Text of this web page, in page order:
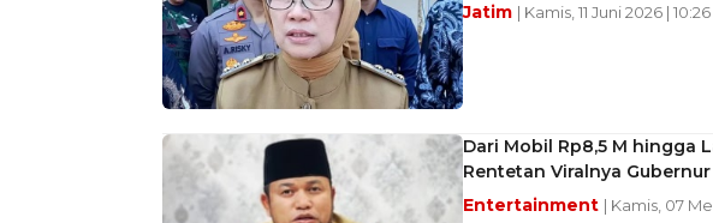
Jatim | Kamis, 11 Juni 2026 |
Dari Mobil Rp8,5 M hingga
Rentetan Viralnya Gubernur
Entertainment | Kamis, 07